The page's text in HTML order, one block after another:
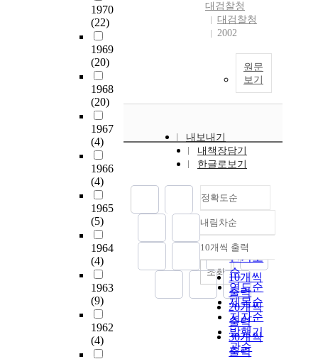
1970
(22)
1969
(20)
1968
(20)
1967
(4)
1966
(4)
1965
(5)
1964
(4)
1963
(9)
1962
(4)
대검찰청
대검찰청
2002
원문
보기
내보내기
내책장담기
한글로보기
정확도순
정확도
순
인기도
순
연도순
제목순
저자순
발행기
관순
내림차순
내림차순
10개씩 출력
10개씩
출력
20개씩
출력
30개씩
출력
조회